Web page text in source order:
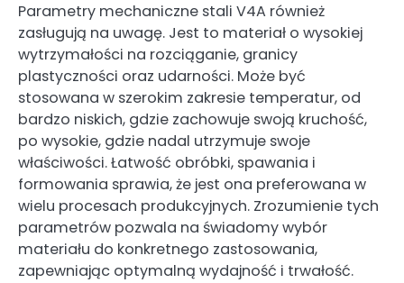
Parametry mechaniczne stali V4A również
zasługują na uwagę. Jest to materiał o wysokiej
wytrzymałości na rozciąganie, granicy
plastyczności oraz udarności. Może być
stosowana w szerokim zakresie temperatur, od
bardzo niskich, gdzie zachowuje swoją kruchość,
po wysokie, gdzie nadal utrzymuje swoje
właściwości. Łatwość obróbki, spawania i
formowania sprawia, że jest ona preferowana w
wielu procesach produkcyjnych. Zrozumienie tych
parametrów pozwala na świadomy wybór
materiału do konkretnego zastosowania,
zapewniając optymalną wydajność i trwałość.